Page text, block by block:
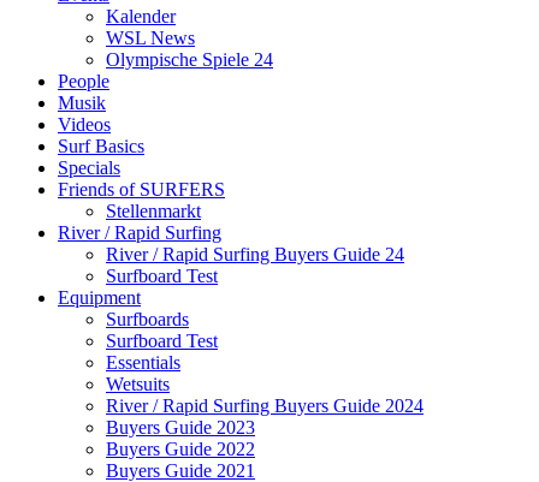
Kalender
WSL News
Olympische Spiele 24
People
Musik
Videos
Surf Basics
Specials
Friends of SURFERS
Stellenmarkt
River / Rapid Surfing
River / Rapid Surfing Buyers Guide 24
Surfboard Test
Equipment
Surfboards
Surfboard Test
Essentials
Wetsuits
River / Rapid Surfing Buyers Guide 2024
Buyers Guide 2023
Buyers Guide 2022
Buyers Guide 2021